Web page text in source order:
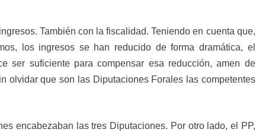
También con la fiscalidad. Teniendo en cuenta que,
los ingresos se han reducido de forma dramática, el
ser suficiente para compensar esa reducción, amen de
olvidar que son las Diputaciones Forales las competentes
encabezaban las tres Diputaciones. Por otro lado, el PP,